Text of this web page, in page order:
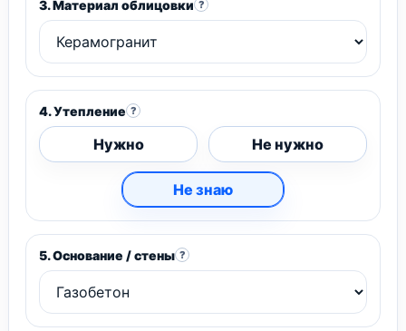
3. Материал облицовки ?
4. Утепление ?
Нужно Не нужно
Не знаю
5. Основание / стены ?